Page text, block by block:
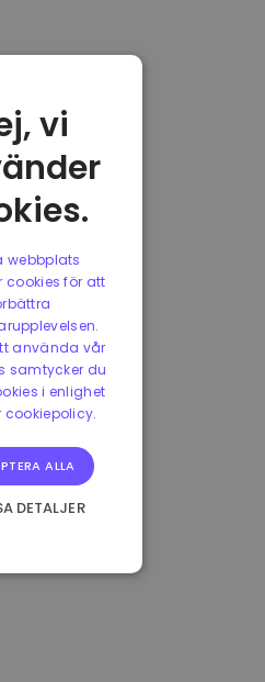
vi
webbplats
cookies för att
använda vår
samtycker du
i enlighet
cookiepolicy.
ALLA
DETALJER